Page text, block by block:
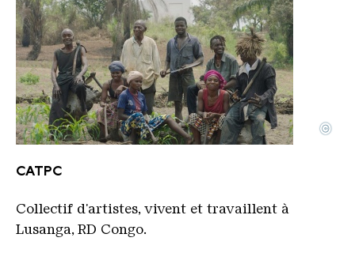
CATPC against White Cube background LR
Copyright: CATPC
©
CATPC
Collectif d'artistes, vivent et travaillent à
Lusanga, RD Congo.